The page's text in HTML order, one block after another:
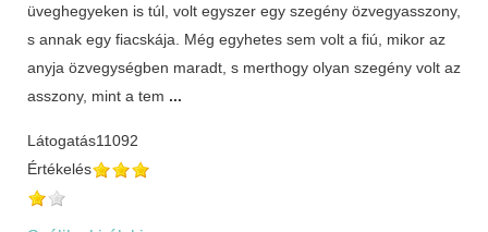
üveghegyeken is túl, volt egyszer egy szegény özvegyasszony,
s annak egy fiacskája. Még egyhetes sem volt a fiú, mikor az
anyja özvegységben maradt, s merthogy olyan szegény volt az
asszony, mint a tem ...
Látogatás11092
Értékelés